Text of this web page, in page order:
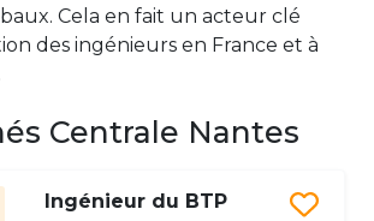
Cela en fait un acteur clé
des ingénieurs en France et à
Centrale Nantes
Ingénieur du BTP